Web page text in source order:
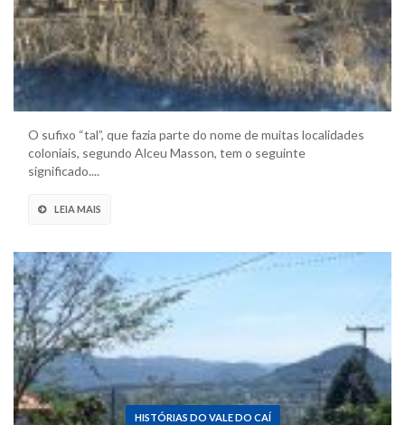
O sufixo “tal”, que fazia parte do nome de muitas localidades
coloniais, segundo Alceu Masson, tem o seguinte
significado....
LEIA MAIS
HISTÓRIAS DO VALE DO CAÍ